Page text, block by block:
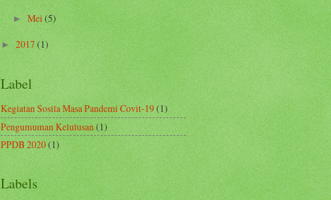
►Mei(5)
►2017(1)
Label
Kegiatan Sosila Masa Pandemi Covit-19(1)
Pengumuman Kelulusan(1)
PPDB 2020(1)
Labels